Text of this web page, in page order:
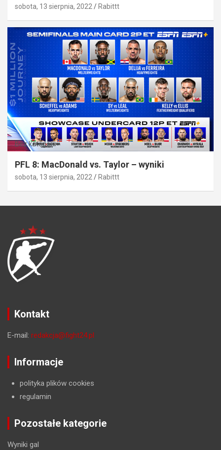
sobota, 13 sierpnia, 2022 Rabittt
Bez kategorii
PFL 8: MacDonald vs. Taylor – wyniki
sobota, 13 sierpnia, 2022 Rabittt
Kontakt
E-mail: redakcja@fight24.pl
Informacje
polityka plików cookies
regulamin
Pozostałe kategorie
Wyniki gal